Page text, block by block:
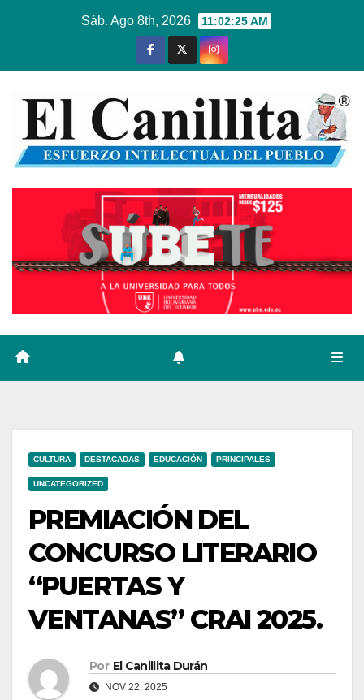
Sáb. Ago 8th, 2026 11:02:25 AM
CULTURA DESTACADAS EDUCACIÓN PRINCIPALES
UNCATEGORIZED
PREMIACIÓN DEL
CONCURSO LITERARIO
“PUERTAS Y
VENTANAS” CRAI 2025.
Por El Canillita Durán
NOV 22, 2025